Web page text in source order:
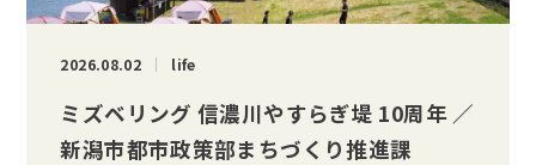
2026.08.02 life
ミズベリング 信濃川やすらぎ堤 10周年 ／
新潟市都市政策部まちづくり推進課